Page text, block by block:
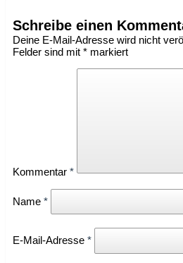
Schreibe einen
Deine E-Mail-Adresse wird nicht
Felder sind mit * markiert
Kommentar *
Name *
E-Mail-Adresse *